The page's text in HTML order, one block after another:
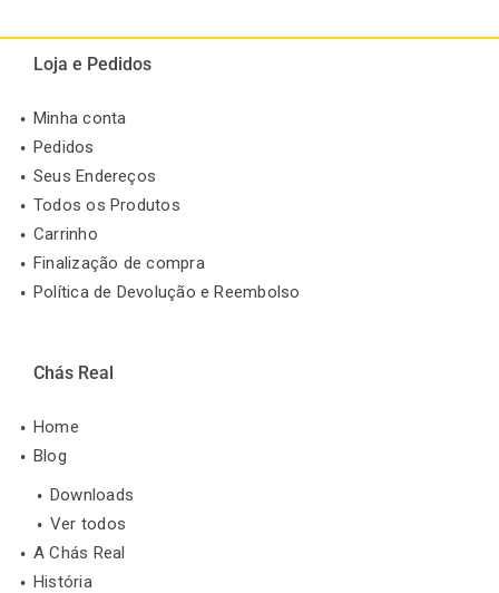
Loja e Pedidos
Minha conta
Pedidos
Seus Endereços
Todos os Produtos
Carrinho
Finalização de compra
Política de Devolução e Reembolso
Chás Real
Home
Blog
Downloads
Ver todos
A Chás Real
História